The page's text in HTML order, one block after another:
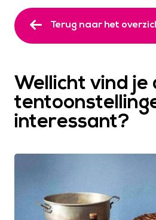
Terug naar het
Wellicht vind je
interessant?